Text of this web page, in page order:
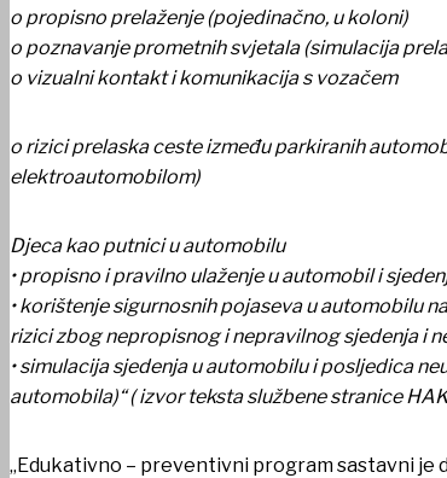
o propisno prelaženje (pojedinačno, u koloni)
o poznavanje prometnih svjetala (simulacija
o vizualni kontakt i komunikacija s vozačem
o rizici prelaska ceste između parkiranih
elektroautomobilom)
Djeca kao putnici u automobilu
• propisno i pravilno ulaženje u automobil i
• korištenje sigurnosnih pojaseva u automobilu
rizici zbog nepropisnog i nepravilnog sjedenja i
• simulacija sjedenja u automobilu i posljedica
automobila)“ ( izvor teksta službene stranice
„Edukativno – preventivni program sastavni je